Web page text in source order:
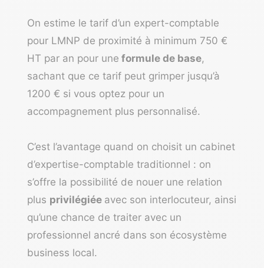
On estime le tarif d’un expert-comptable
pour LMNP de proximité à minimum 750 €
HT par an pour une formule de base,
sachant que ce tarif peut grimper jusqu’à
1200 € si vous optez pour un
accompagnement plus personnalisé.
C’est l’avantage quand on choisit un cabinet
d’expertise-comptable traditionnel : on
s’offre la possibilité de nouer une relation
plus privilégiée avec son interlocuteur, ainsi
qu’une chance de traiter avec un
professionnel ancré dans son écosystème
business local.